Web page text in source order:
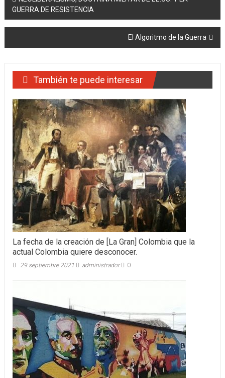
deGUERRA DE RESISTENCIA
El Algoritmo de la Guerra
También te puede interesar
La fecha de la creación de [La Gran] Colombia que la
actual Colombia quiere desconocer.
29 septiembre 2021 administrador 0